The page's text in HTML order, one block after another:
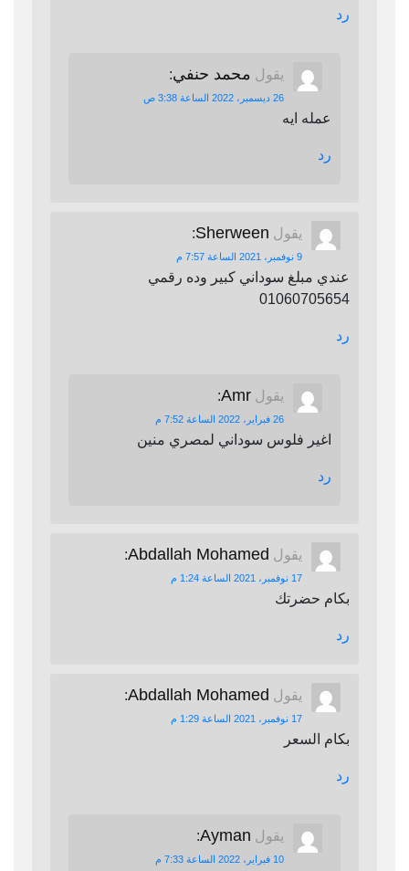
رد
يقول محمد حنفي:
26 ديسمبر، 2022 الساعة 3:38 ص
عمله ايه
رد
يقول Sherween
:
9 نوفمبر، 2021 الساعة 7:57 م
عندي مبلغ سوداني كبير وده رقمي
01060705654
رد
يقول Amr
:
26 فبراير، 2022 الساعة 7:52 م
اغير فلوس سوداني لمصري منين
رد
يقول Abdallah Mohamed
:
17 نوفمبر، 2021 الساعة 1:24 م
بكام حضرتك
رد
يقول Abdallah Mohamed
:
17 نوفمبر، 2021 الساعة 1:29 م
بكام السعر
رد
يقول Ayman
:
10 فبراير، 2022 الساعة 7:33 م